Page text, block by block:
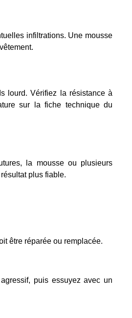
infiltrations. Une mousse
lourd. Vérifiez la résistance à
sur la fiche technique du
la mousse ou plusieurs
plus fiable.
être réparée ou remplacée.
puis essuyez avec un